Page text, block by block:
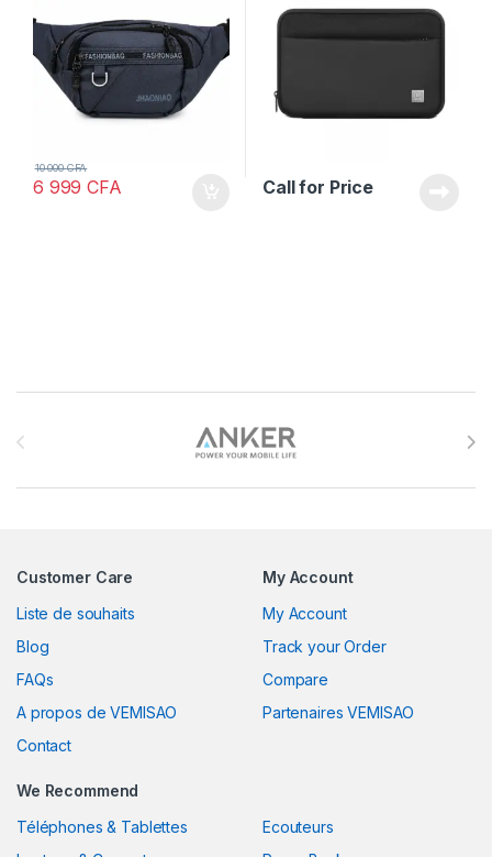
6 999CFA
10 000CFA
Call for Price
Customer Care
Liste de souhaits
Blog
FAQs
A propos de VEMISAO
Contact
My Account
My Account
Track your Order
Compare
Partenaires VEMISAO
We Recommend
Téléphones & Tablettes
Ecouteurs